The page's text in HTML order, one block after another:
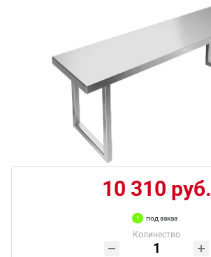
10 310 руб.
под заказ
Количество